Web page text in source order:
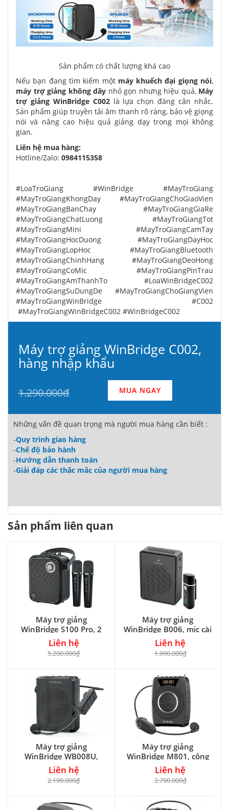
Sản phẩm có chất lượng khá cao
Nếu bạn đang tìm kiếm một máy khuếch đại giọng nói,
máy trợ giảng không dây nhỏ gọn nhưng hiệu quả, Máy
trợ giảng WinBridge C002là lựa chọn đáng cân nhắc.
Sản phẩm giúp truyền tải âm thanh rõ ràng, bảo vệ giọng
nói và nâng cao hiệu quả giảng dạy trong mọi không
gian.
Liên hệ mua hàng:
Hotline/Zalo: 0984115358
#LoaTroGiang #WinBridge #MayTroGiang
#MayTroGiangKhongDay #MayTroGiangChoGiaoVien
#MayTroGiangBanChay #MayTroGiangGiaRe
#MayTroGiangChatLuong #MayTroGiangTot
#MayTroGiangMini #MayTroGiangCamTay
#MayTroGiangHocDuong #MayTroGiangDayHoc
#MayTroGiangLopHoc #MayTroGiangBluetooth
#MayTroGiangChinhHang #MayTroGiangDeoHong
#MayTroGiangCoMic #MayTroGiangPinTrau
#MayTroGiangAmThanhTo #LoaWinBridgeC002
#MayTroGiangSuDungDe #MayTroGiangChoGiangVien
#MayTroGiangWinBridge #C002
#MayTroGiangWinBridgeC002 #WinBridgeC002
Máy trợ giảng WinBridge C002,
hàng nhập khẩu
1.290.000đ MUA NGAY
Những vấn đề quan trọng mà người mua hàng cần biết :
-Quy trình giao hàng
-Chế độ bảo hành
-Hướng dẫn thanh toán
-Giải đáp các thắc mắc của người mua hàng
Sản phẩm liên quan
Máy trợ giảng
WinBridge S100 Pro, 2
mic cầm tay
Liên hệ
5.200.000₫
Máy trợ giảng
WinBridge B006, mic cài
áo
Liên hệ
1.990.000₫
Máy trợ giảng
WinBridge WB008U,
micro đeo đầu
Liên hệ
2.190.000₫
Máy trợ giảng
WinBridge M801, công
suất 20W
Liên hệ
2.790.000₫